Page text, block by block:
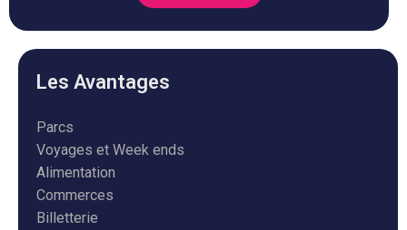
Les Avantages
Parcs
Voyages et Week ends
Alimentation
Commerces
Billetterie